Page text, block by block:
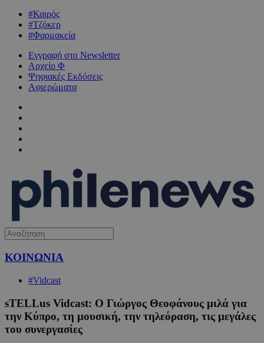
#Καιρός
#Τζόκερ
#Φαρμακεία
Εγγραφή στο Newsletter
Αρχείο Φ
Ψηφιακές Εκδόσεις
Αφιερώματα
ΚΟΙΝΩΝΙΑ
#Vidcast
sTELLus Vidcast: Ο Γιώργος Θεοφάνους μιλά για
την Κύπρο, τη μουσική, την τηλεόραση, τις μεγάλες
του συνεργασίες